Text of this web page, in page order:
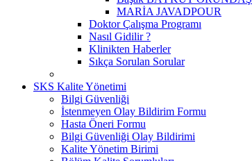
MARİA JAVADPOUR
Doktor Çalışma Programı
Nasıl Gidilir ?
Klinikten Haberler
Sıkça Sorulan Sorular
SKS Kalite Yönetimi
Bilgi Güvenliği
İstenmeyen Olay Bildirim Formu
Hasta Öneri Formu
Bilgi Güvenliği Olay Bildirimi
Kalite Yönetim Birimi